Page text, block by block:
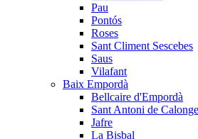
Pau
Pontós
Roses
Sant Climent Sescebes
Saus
Vilafant
Baix Empordà
Bellcaire d'Empordà
Sant Antoni de Calonge
Jafre
La Bisbal